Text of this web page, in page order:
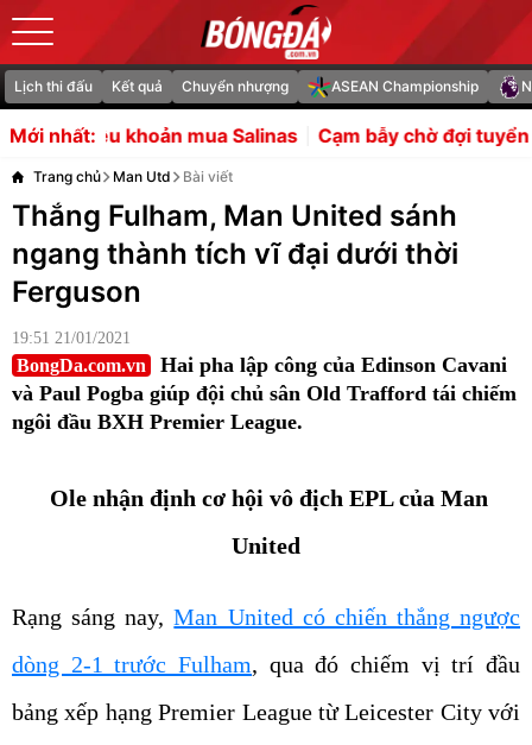
Lịch thi đấu Kết quả Chuyển nhượng ASEAN Championship
Mới nhất:
Salinas Cạm bẫy chờ đợi tuyển Việt Nam trong
Trang chủ Man Utd Bài viết
Thắng Fulham, Man United sánh
ngang thành tích vĩ đại dưới thời
Ferguson
19:51 21/01/2021
BongDa.com.vn
Hai pha lập công của Edinson Cavani
và Paul Pogba giúp đội chủ sân Old Trafford tái chiếm
ngôi đầu BXH Premier League.
Ole nhận định cơ hội vô địch EPL của Man
United
Rạng sáng nay,Man United có chiến thắng ngược
dòng 2-1 trước Fulham, qua đó chiếm vị trí đầu
bảng xếp hạng Premier League từ Leicester City với